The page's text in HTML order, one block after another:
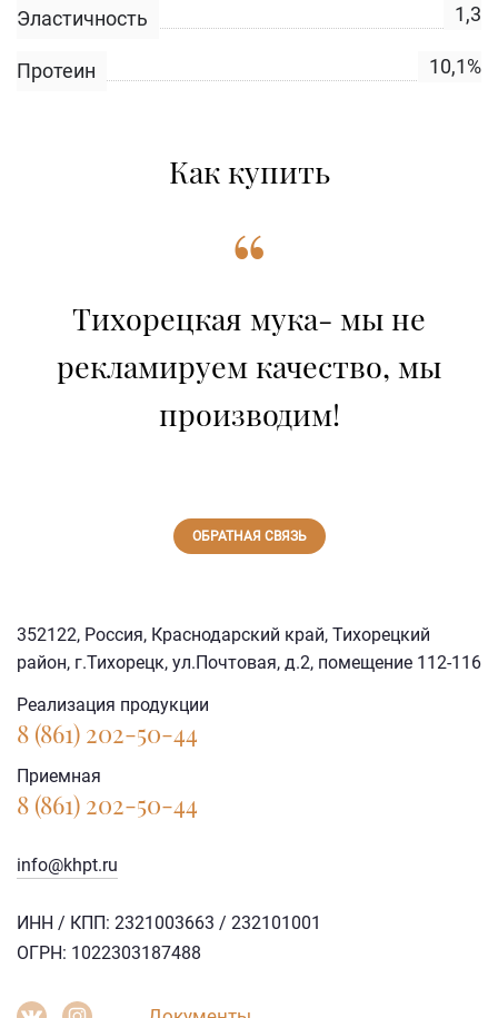
Эластичность 1,3
Протеин 10,1%
Как купить
“
Тихорецкая мука- мы не
рекламируем качество, мы
производим!
ОБРАТНАЯ СВЯЗЬ
352122, Россия, Краснодарский край, Тихорецкий
район, г.Тихорецк, ул.Почтовая, д.2, помещение 112-116
Реализация продукции
8 (861) 202-50-44
Приемная
8 (861) 202-50-44
info@khpt.ru
ИНН / КПП: 2321003663 / 232101001
ОГРН: 1022303187488